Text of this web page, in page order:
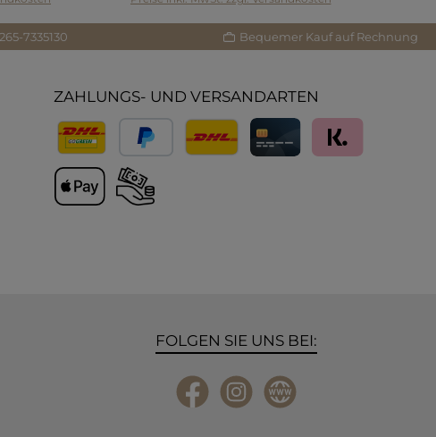
7335130 Bequemer Kauf auf Rechnung
ZAHLUNGS- UND VERSANDARTEN
PayPal
Versand
FOLGEN SIE UNS BEI:
FacebookInstagramWebsite